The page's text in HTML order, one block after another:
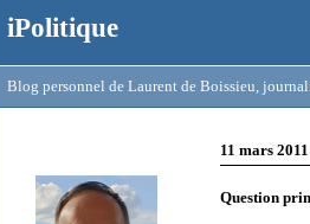
iPolitique
Blog personnel de Laurent de Boissieu,
11 mars 2011
Question